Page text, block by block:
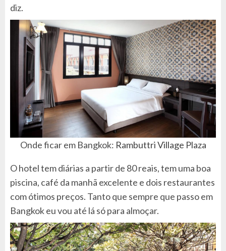
diz.
Onde ficar em Bangkok: Rambuttri Village Plaza
O hotel tem diárias a partir de 80 reais, tem uma boa
piscina, café da manhã excelente e dois restaurantes
com ótimos preços. Tanto que sempre que passo em
Bangkok eu vou até lá só para almoçar.